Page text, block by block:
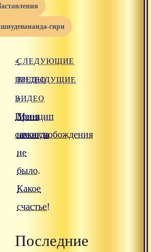
наставления
гири
«
ПРЕДЫДУЩИЕ
ВИДЕО
Принцип
самоосвобождения
СЛЕДУЮЩИЕ
ВИДЕО
»
Меня
никогда
не
было.
Какое
счастье!
Последние